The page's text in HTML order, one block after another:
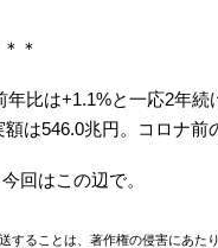
＊
年比は+1.1%と一応2年
は546.0兆円。コロナ前
回はこの辺で。
することは、著作権の侵害にあた